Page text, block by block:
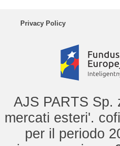
Privacy Policy
AJS PARTS Sp.
mercati esteri'.
per il periodo